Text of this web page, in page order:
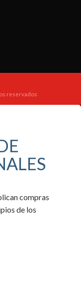
reservados
compras
de los